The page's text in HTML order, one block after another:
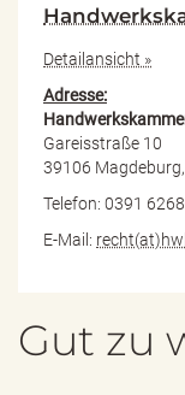
Detailansicht »
Adresse:
Gareisstraße 10
39106
Telefon: 0391
E-Mail:
Gut zu